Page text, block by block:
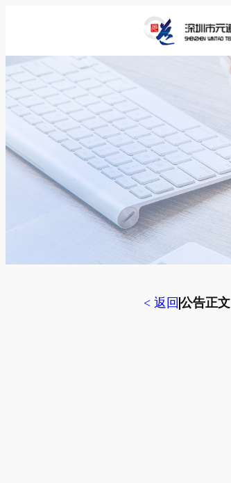
至
内
容
< 返回 公告正文